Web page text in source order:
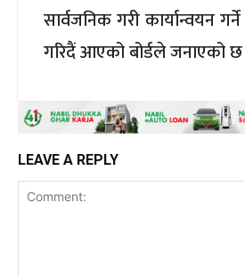
सार्वजनिक गरी कार्यान्वयन
गरिदैं आएको बोर्डले जनाएको छ
LEAVE A REPLY